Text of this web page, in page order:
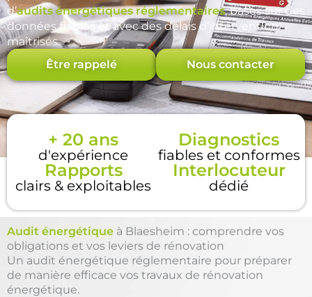
d’audits énergétiques réglementaires, basés sur des
données fiables et avec des délais d’intervention
maîtrisés.
Être rappelé Nous contacter
+ 20 ans
d'expérience
Diagnostics
fiables et conformes
Rapports
clairs & exploitables
Interlocuteur
dédié
Audit énergétique à Blaesheim : comprendre vos
obligations et vos leviers de rénovation
Un audit énergétique réglementaire pour préparer
de manière efficace vos travaux de rénovation
énergétique.